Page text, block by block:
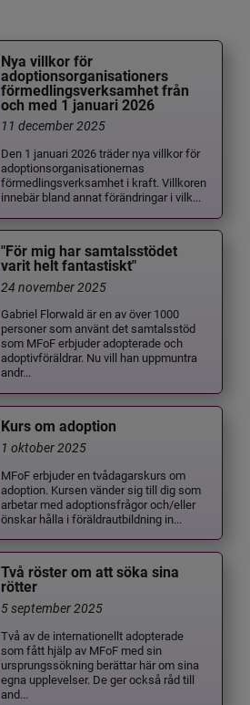
Nya villkor för
adoptionsorganisationers
förmedlingsverksamhet från
och med 1 januari 2026
11 december 2025
Den 1 januari 2026 träder nya villkor för
adoptionsorganisationernas
förmedlingsverksamhet i kraft. Villkoren
innebär bland annat förändringar i vilk...
"För mig har samtalsstödet
varit helt fantastiskt"
24 november 2025
Gabriel Florwald är en av över 1000
personer som använt det samtalsstöd
som MFoF erbjuder adopterade och
adoptivföräldrar. Nu vill han uppmuntra
andr...
Kurs om adoption
1 oktober 2025
MFoF erbjuder en tvådagarskurs om
adoption. Kursen vänder sig till dig som
arbetar med adoptionsfrågor och/eller
önskar hålla i föräldrautbildning in...
Två röster om att söka sina
rötter
5 september 2025
Två av de internationellt adopterade
som fått hjälp av MFoF med sin
ursprungssökning berättar här om sina
egna upplevelser. De ger också råd till
and...